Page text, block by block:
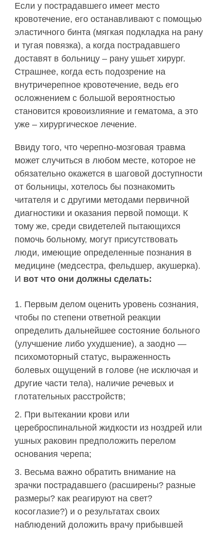
Если у пострадавшего имеет место
кровотечение, его останавливают с помощью
эластичного бинта (мягкая подкладка на рану
и тугая повязка), а когда пострадавшего
доставят в больницу – рану ушьет хирург.
Страшнее, когда есть подозрение на
внутричерепное кровотечение, ведь его
осложнением с большой вероятностью
становится кровоизлияние и гематома, а это
уже – хирургическое лечение.
Ввиду того, что черепно-мозговая травма
может случиться в любом месте, которое не
обязательно окажется в шаговой доступности
от больницы, хотелось бы познакомить
читателя и с другими методами первичной
диагностики и оказания первой помощи. К
тому же, среди свидетелей пытающихся
помочь больному, могут присутствовать
люди, имеющие определенные познания в
медицине (медсестра, фельдшер, акушерка).
И вот что они должны сделать:
Первым делом оценить уровень сознания,
чтобы по степени ответной реакции
определить дальнейшее состояние больного
(улучшение либо ухудшение), а заодно —
психомоторный статус, выраженность
болевых ощущений в голове (не исключая и
другие части тела), наличие речевых и
глотательных расстройств;
При вытекании крови или
цереброспинальной жидкости из ноздрей или
ушных раковин предположить перелом
основания черепа;
Весьма важно обратить внимание на
зрачки пострадавшего (расширены? разные
размеры? как реагируют на свет?
косоглазие?) и о результатах своих
наблюдений доложить врачу прибывшей